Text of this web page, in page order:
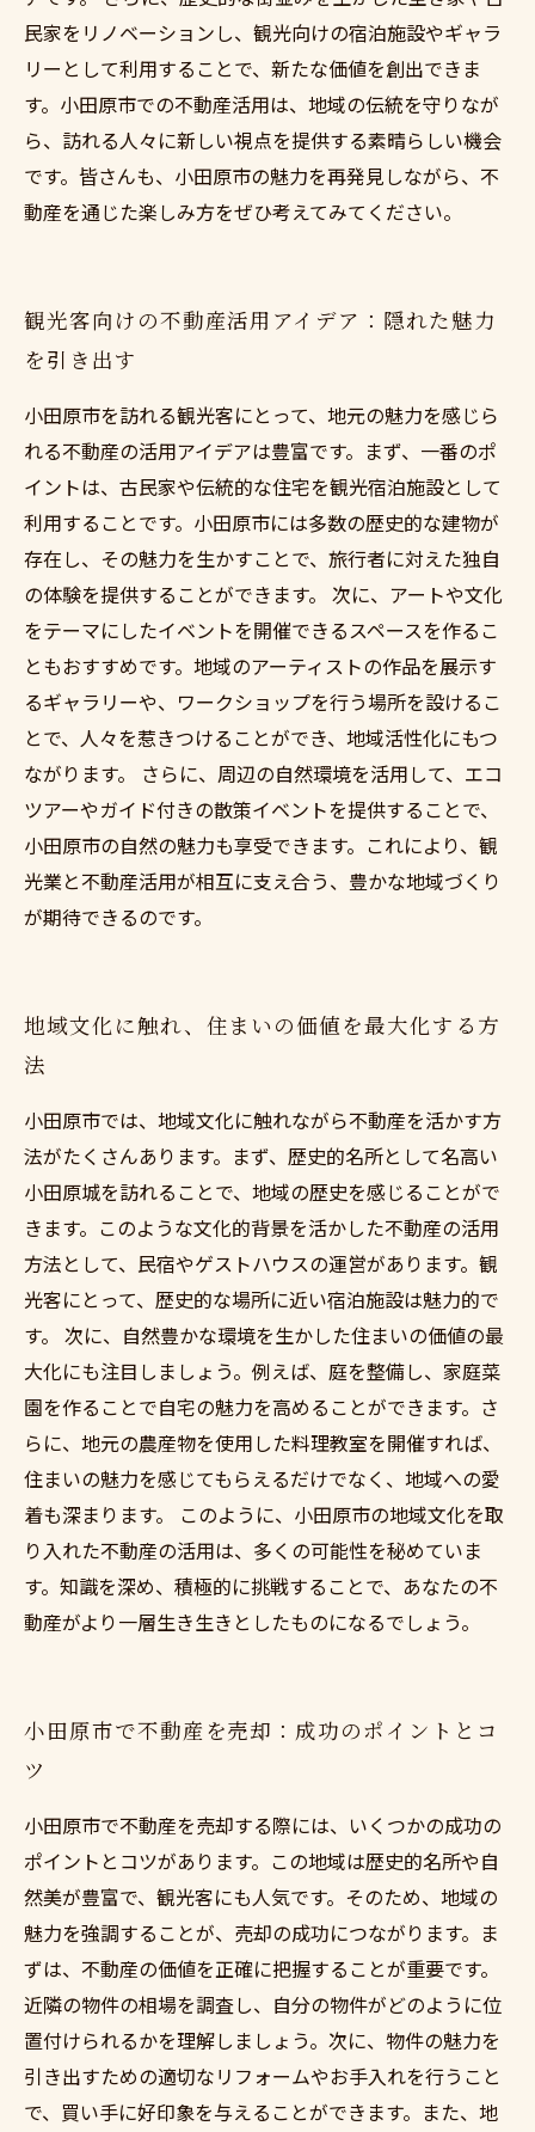
民家をリノベーションし、観光向けの宿泊施設やギャラ
リーとして利用することで、新たな価値を創出できま
す。小田原市での不動産活用は、地域の伝統を守りなが
ら、訪れる人々に新しい視点を提供する素晴らしい機会
です。皆さんも、小田原市の魅力を再発見しながら、不
動産を通じた楽しみ方をぜひ考えてみてください。
観光客向けの不動産活用アイデア：隠れた魅力
を引き出す
小田原市を訪れる観光客にとって、地元の魅力を感じら
れる不動産の活用アイデアは豊富です。まず、一番のポ
イントは、古民家や伝統的な住宅を観光宿泊施設として
利用することです。小田原市には多数の歴史的な建物が
存在し、その魅力を生かすことで、旅行者に対えた独自
の体験を提供することができます。 次に、アートや文化
をテーマにしたイベントを開催できるスペースを作るこ
ともおすすめです。地域のアーティストの作品を展示す
るギャラリーや、ワークショップを行う場所を設けるこ
とで、人々を惹きつけることができ、地域活性化にもつ
ながります。 さらに、周辺の自然環境を活用して、エコ
ツアーやガイド付きの散策イベントを提供することで、
小田原市の自然の魅力も享受できます。これにより、観
光業と不動産活用が相互に支え合う、豊かな地域づくり
が期待できるのです。
地域文化に触れ、住まいの価値を最大化する方
法
小田原市では、地域文化に触れながら不動産を活かす方
法がたくさんあります。まず、歴史的名所として名高い
小田原城を訪れることで、地域の歴史を感じることがで
きます。このような文化的背景を活かした不動産の活用
方法として、民宿やゲストハウスの運営があります。観
光客にとって、歴史的な場所に近い宿泊施設は魅力的で
す。 次に、自然豊かな環境を生かした住まいの価値の最
大化にも注目しましょう。例えば、庭を整備し、家庭菜
園を作ることで自宅の魅力を高めることができます。さ
らに、地元の農産物を使用した料理教室を開催すれば、
住まいの魅力を感じてもらえるだけでなく、地域への愛
着も深まります。 このように、小田原市の地域文化を取
り入れた不動産の活用は、多くの可能性を秘めていま
す。知識を深め、積極的に挑戦することで、あなたの不
動産がより一層生き生きとしたものになるでしょう。
小田原市で不動産を売却：成功のポイントとコ
ツ
小田原市で不動産を売却する際には、いくつかの成功の
ポイントとコツがあります。この地域は歴史的名所や自
然美が豊富で、観光客にも人気です。そのため、地域の
魅力を強調することが、売却の成功につながります。ま
ずは、不動産の価値を正確に把握することが重要です。
近隣の物件の相場を調査し、自分の物件がどのように位
置付けられるかを理解しましょう。次に、物件の魅力を
引き出すための適切なリフォームやお手入れを行うこと
で、買い手に好印象を与えることができます。また、地